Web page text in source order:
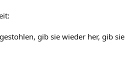
gib sie wieder her, gib sie